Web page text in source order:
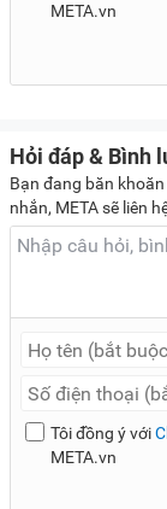
META.vn
Hỏi đáp & Bình
Bạn đang băn
nhắn, META sẽ liên
Tôi đồng ý với
META.vn